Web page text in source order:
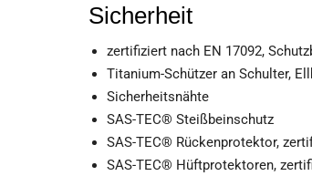
Sicherheit
zertifiziert nach EN 17092,
Titanium-Schützer an Schulter,
Sicherheitsnähte
SAS-TEC® Steißbeinschutz
SAS-TEC® Rückenprotektor,
SAS-TEC® Hüftprotektoren,